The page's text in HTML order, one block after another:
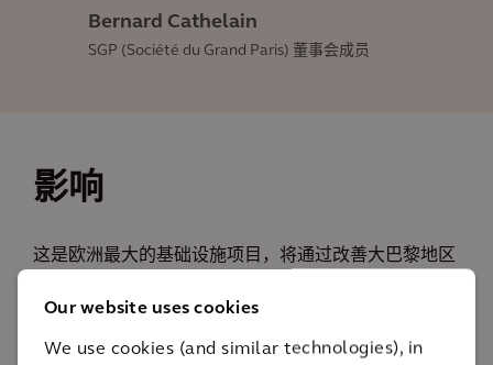
Our website uses cookies
We use cookies (and similar technologies), in
Bernard Cathelain
SGP (Société du Grand Paris) 董事会成员
影响
这是欧洲最大的基础设施项目，将通过改善大巴黎地区